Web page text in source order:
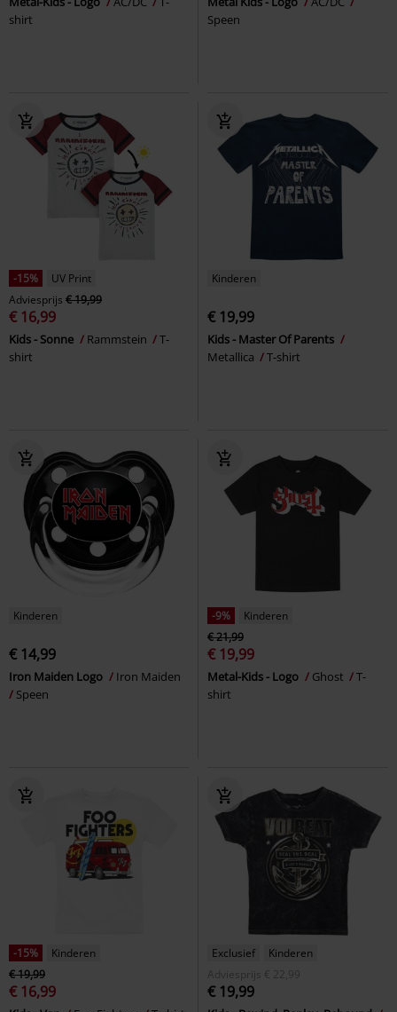
shirt
Speen
-15%
UV Print
Adviesprijs € 19,99
€ 16,99
Kids - Sonne Rammstein
T-
shirt
Kinderen
€ 19,99
Kids - Master Of Parents
Metallica
T-shirt
Kinderen
€ 14,99
Iron Maiden Logo
Iron Maiden
Speen
-9%
Kinderen
€ 21,99
€ 19,99
Metal-Kids - Logo Ghost
T-
shirt
-15%
Kinderen
€ 19,99
€ 16,99
Exclusief
Kinderen
Adviesprijs
€ 22,99
€ 19,99